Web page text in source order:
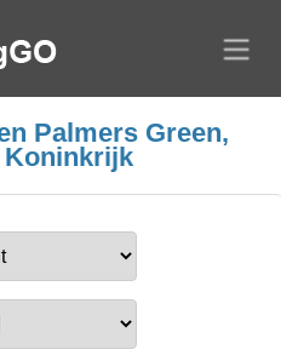
Palmers Green,
Koninkrijk